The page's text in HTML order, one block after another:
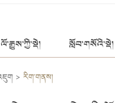
ལོ་རྒྱུས་ཀྱི་སྡེ། སློབ་གསོའི་སྡེ།
> རིག་གནས།